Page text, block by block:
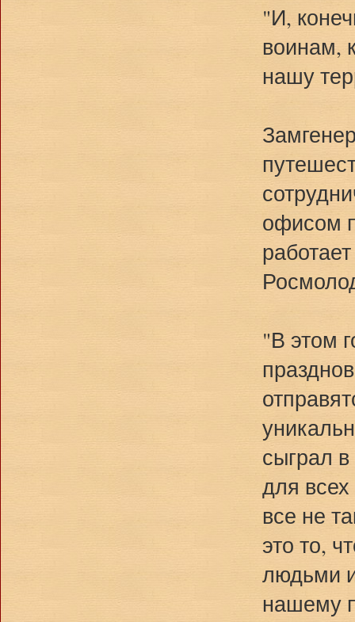
"И,
воинам,
нашу
офисом
"В этом
сыграл
для всех
все не
это то,
людьми
нашему